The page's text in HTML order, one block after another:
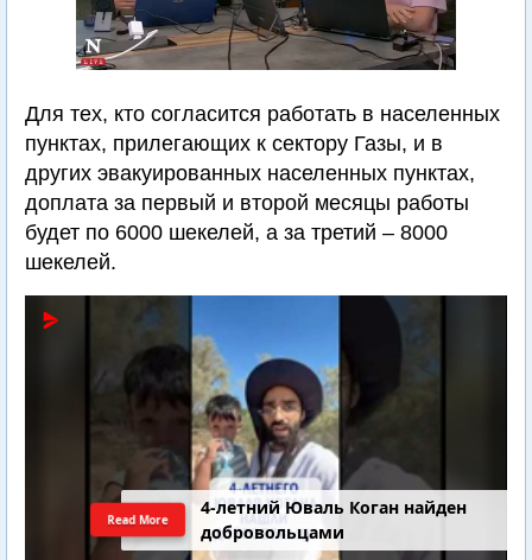
Для тех, кто согласится работать в населенных
пунктах, прилегающих к сектору Газы, и в
других эвакуированных населенных пунктах,
доплата за первый и второй месяцы работы
будет по 6000 шекелей, а за третий – 8000
шекелей.
4-летний Юваль Коган найден
добровольцами
Read More